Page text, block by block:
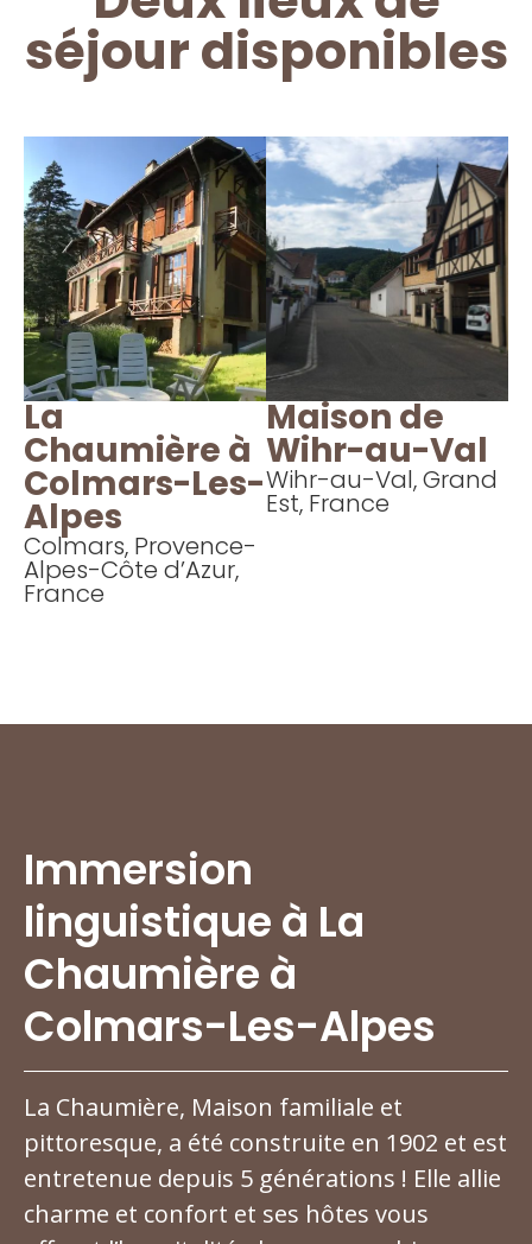
séjour disponibles
La
Chaumière à
Colmars-Les-
Alpes
Colmars, Provence-
Alpes-Côte d’Azur,
France
Maison de
Wihr-au-Val
Wihr-au-Val, Grand
Est, France
Immersion
linguistique à La
Chaumière à
Colmars-Les-Alpes
La Chaumière, Maison familiale et
pittoresque, a été construite en 1902 et est
entretenue depuis 5 générations ! Elle allie
charme et confort et ses hôtes vous